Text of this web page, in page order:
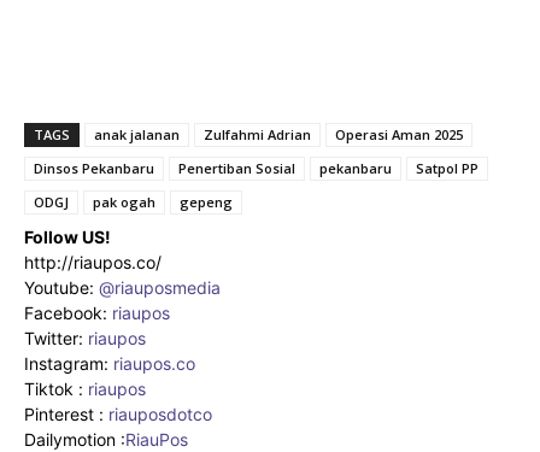
TAGS anak jalanan Zulfahmi Adrian
Operasi Aman 2025
Dinsos Pekanbaru
Penertiban Sosial pekanbaru
Satpol PP
ODGJ
pak ogah gepeng
Follow US!
http://riaupos.co/
Youtube: @riauposmedia
Facebook: riaupos
Twitter: riaupos
Instagram: riaupos.co
Tiktok : riaupos
Pinterest : riauposdotco
Dailymotion :RiauPos